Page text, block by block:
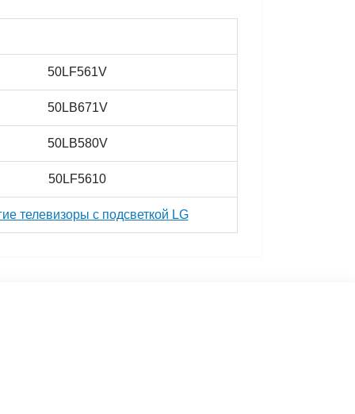
50LF561V
50LB671V
50LB580V
50LF5610
телевизоры с подсветкой LG